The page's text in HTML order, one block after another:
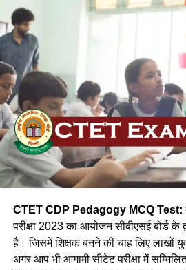
CTET CDP Pedagogy MCQ Test:
परीक्षा 2023 का आयोजन सीबीएसई बोर्ड के
है। जिसमें शिक्षक बनने की चाह लिए लाखों
अगर आप भी आगामी सीटेट परीक्षा में